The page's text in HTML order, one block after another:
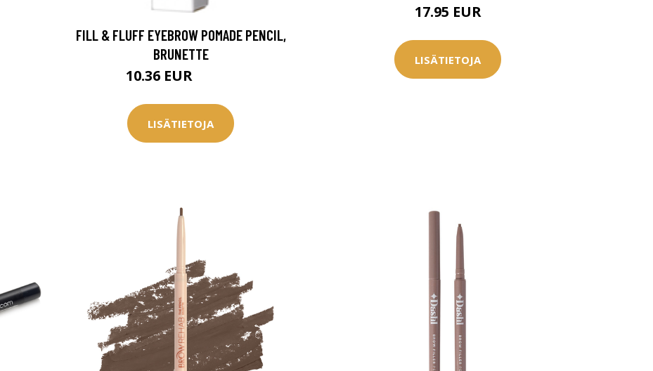
FILL & FLUFF EYEBROW POMADE PENCIL,
BRUNETTE
10.36 EUR
LISÄTIETOJA
17.95 EUR
LISÄTIETOJA